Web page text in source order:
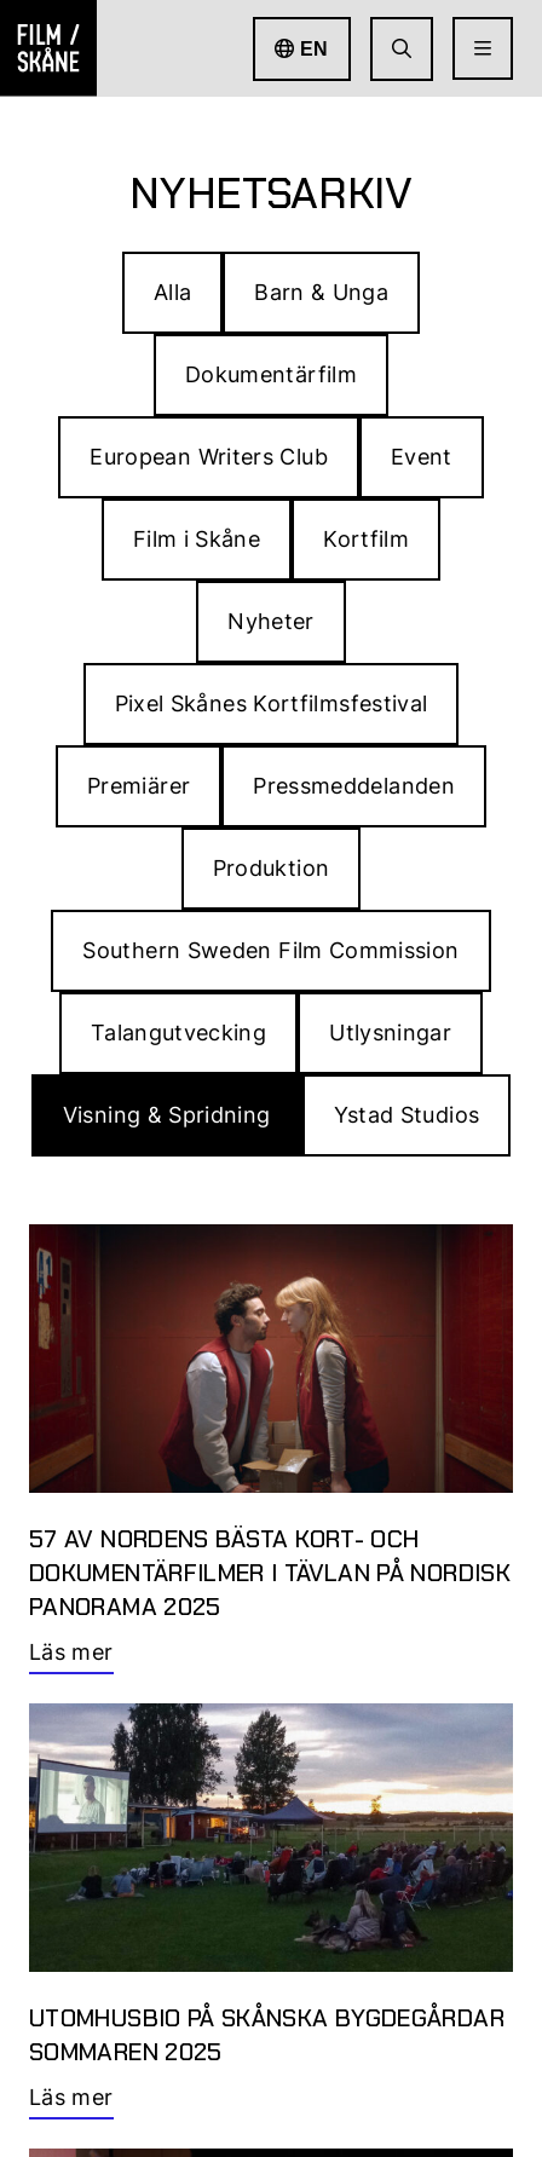
EN
NYHETSARKIV
Alla Barn & Unga
Dokumentärfilm
European Writers Club Event
Film i Skåne Kortfilm
Nyheter
Pixel Skånes Kortfilmsfestival
Premiärer Pressmeddelanden
Produktion
Southern Sweden Film Commission
Talangutvecking Utlysningar
Visning & Spridning Ystad Studios
57 AV NORDENS BÄSTA KORT- OCH
DOKUMENTÄRFILMER I TÄVLAN PÅ NORDISK
PANORAMA 2025
Läs mer
UTOMHUSBIO PÅ SKÅNSKA BYGDEGÅRDAR
SOMMAREN 2025
Läs mer